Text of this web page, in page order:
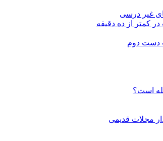
غیر درسی
کمتر از ده دقیقه
دست دوم
است؟
مجلات قدیمی